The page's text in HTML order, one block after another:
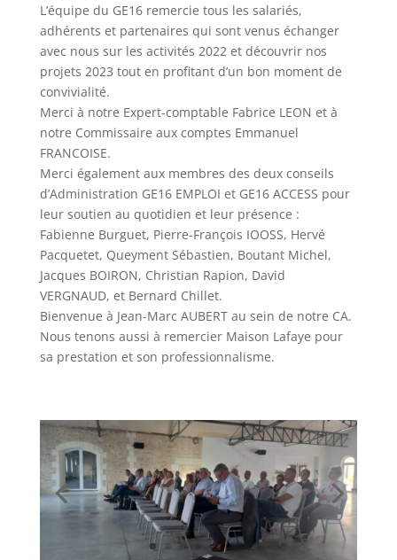
L’équipe du GE16 remercie tous les salariés,
adhérents et partenaires qui sont venus échanger
avec nous sur les activités 2022 et découvrir nos
projets 2023 tout en profitant d’un bon moment de
convivialité.
Merci à notre Expert-comptable Fabrice LEON et à
notre Commissaire aux comptes Emmanuel
FRANCOISE.
Merci également aux membres des deux conseils
d’Administration GE16 EMPLOI et GE16 ACCESS pour
leur soutien au quotidien et leur présence :
Fabienne Burguet, Pierre-François IOOSS, Hervé
Pacquetet, Queyment Sébastien, Boutant Michel,
Jacques BOIRON, Christian Rapion, David
VERGNAUD, et Bernard Chillet.
Bienvenue à Jean-Marc AUBERT au sein de notre CA.
Nous tenons aussi à remercier Maison Lafaye pour
sa prestation et son professionnalisme.